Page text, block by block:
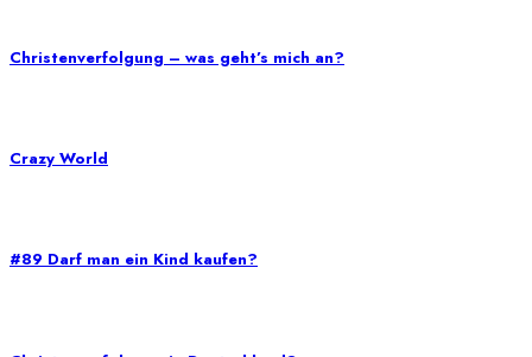
Christenverfolgung – was geht’s mich an?
Crazy World
#89 Darf man ein Kind kaufen?